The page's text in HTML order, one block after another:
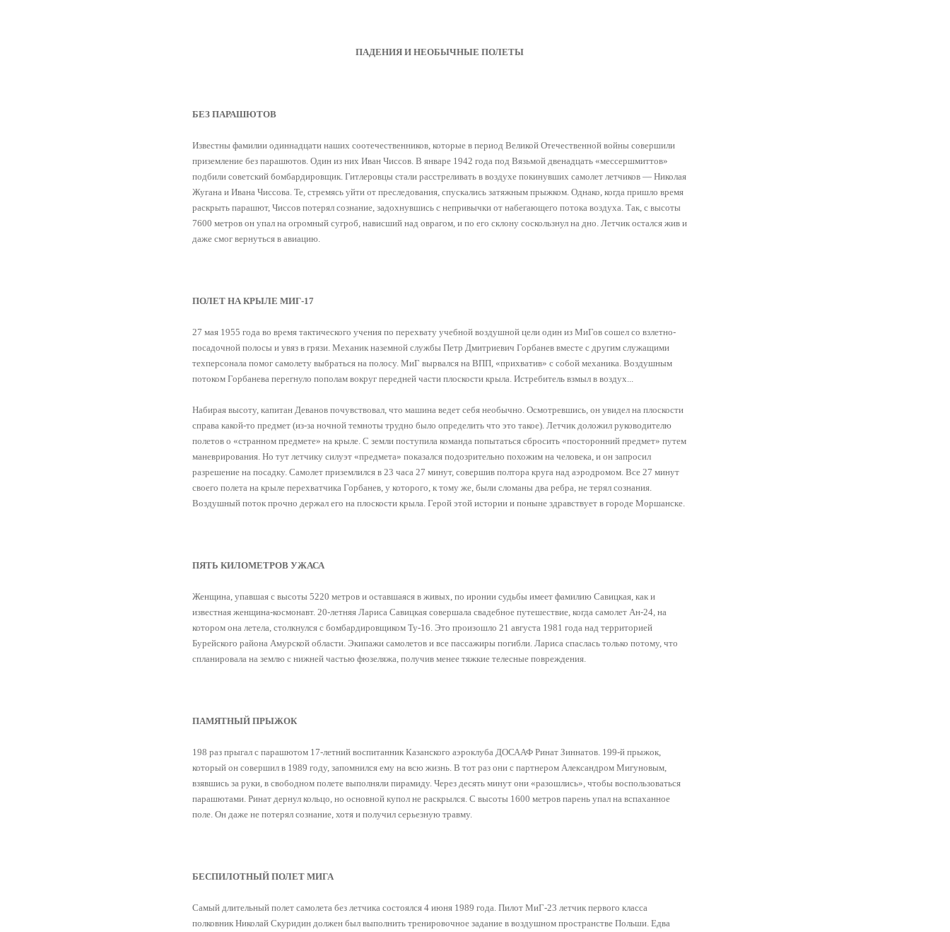
ПАДЕНИЯ И НЕОБЫЧНЫЕ ПОЛЕТЫ
БЕЗ ПАРАШЮТОВ
Известны фамилии одиннадцати наших соотечественников, которые в период Великой Отечественной войны совершили
приземление без парашютов. Один из них Иван Чиссов. В январе 1942 года под Вязьмой двенадцать «мессершмиттов»
подбили советский бомбардировщик. Гитлеровцы стали расстреливать в воздухе покинувших самолет летчиков — Николая
Жугана и Ивана Чиссова. Те, стремясь уйти от преследования, спускались затяжным прыжком. Однако, когда пришло время
раскрыть парашют, Чиссов потерял сознание, задохнувшись с непривычки от набегающего потока воздуха. Так, с высоты
7600 метров он упал на огромный сугроб, нависший над оврагом, и по его склону соскользнул на дно. Летчик остался жив и
даже смог вернуться в авиацию.
ПОЛЕТ НА КРЫЛЕ МИГ-17
27 мая 1955 года во время тактического учения по перехвату учебной воздушной цели один из МиГов сошел со взлетно-
посадочной полосы и увяз в грязи. Механик наземной службы Петр Дмитриевич Горбанев вместе с другим служащими
техперсонала помог самолету выбраться на полосу. МиГ вырвался на ВПП, «прихватив» с собой механика. Воздушным
потоком Горбанева перегнуло пополам вокруг передней части плоскости крыла. Истребитель взмыл в воздух...
Набирая высоту, капитан Деванов почувствовал, что машина ведет себя необычно. Осмотревшись, он увидел на плоскости
справа какой-то предмет (из-за ночной темноты трудно было определить что это такое). Летчик доложил руководителю
полетов о «странном предмете» на крыле. С земли поступила команда попытаться сбросить «посторонний предмет» путем
маневрирования. Но тут летчику силуэт «предмета» показался подозрительно похожим на человека, и он запросил
разрешение на посадку. Самолет приземлился в 23 часа 27 минут, совершив полтора круга над аэродромом. Все 27 минут
своего полета на крыле перехватчика Горбанев, у которого, к тому же, были сломаны два ребра, не терял сознания.
Воздушный поток прочно держал его на плоскости крыла. Герой этой истории и поныне здравствует в городе Моршанске.
ПЯТЬ КИЛОМЕТРОВ УЖАСА
Женщина, упавшая с высоты 5220 метров и оставшаяся в живых, по иронии судьбы имеет фамилию Савицкая, как и
известная женщина-космонавт. 20-летняя Лариса Савицкая совершала свадебное путешествие, когда самолет Ан-24, на
котором она летела, столкнулся с бомбардировщиком Ту-16. Это произошло 21 августа 1981 года над территорией
Бурейского района Амурской области. Экипажи самолетов и все пассажиры погибли. Лариса спаслась только потому, что
спланировала на землю с нижней частью фюзеляжа, получив менее тяжкие телесные повреждения.
ПАМЯТНЫЙ ПРЫЖОК
198 раз прыгал с парашютом 17-летний воспитанник Казанского аэроклуба ДОСААФ Ринат Зиннатов. 199-й прыжок,
который он совершил в 1989 году, запомнился ему на всю жизнь. В тот раз они с партнером Александром Мигуновым,
взявшись за руки, в свободном полете выполняли пирамиду. Через десять минут они «разошлись», чтобы воспользоваться
парашютами. Ринат дернул кольцо, но основной купол не раскрылся. С высоты 1600 метров парень упал на вспаханное
поле. Он даже не потерял сознание, хотя и получил серьезную травму.
БЕСПИЛОТНЫЙ ПОЛЕТ МИГА
Самый длительный полет самолета без летчика состоялся 4 июня 1989 года. Пилот МиГ-23 летчик первого класса
полковник Николай Скуридин должен был выполнить тренировочное задание в воздушном пространстве Польши. Едва